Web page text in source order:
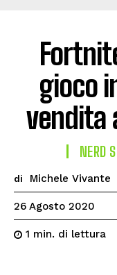
gioco
vendita
NERD
di Michele Vivante
26 Agosto 2020
1 min. di lettura